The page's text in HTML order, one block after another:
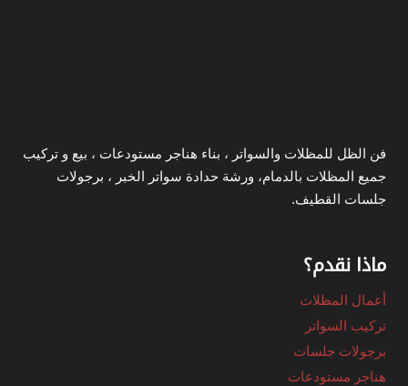
فن الظل للمظلات والسواتر ، بناء هناجر مستودعات ، بيع و تركيب
جميع المظلات بالدمام، ورشة حدادة سواتر الخبر ، برجولات
جلسات القطيف.
ماذا نقدم؟
أعمال المظلات
تركيب السواتر
برجولات جلسات
هناجر مستودعات